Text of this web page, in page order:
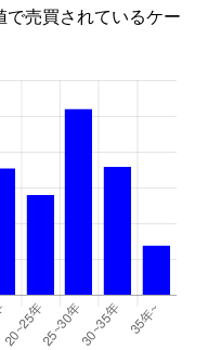
売買されているケー